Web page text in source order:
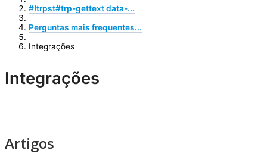
#!trpst#trp-gettext data-...
Perguntas mais frequentes...
Integrações
Integrações
Artigos